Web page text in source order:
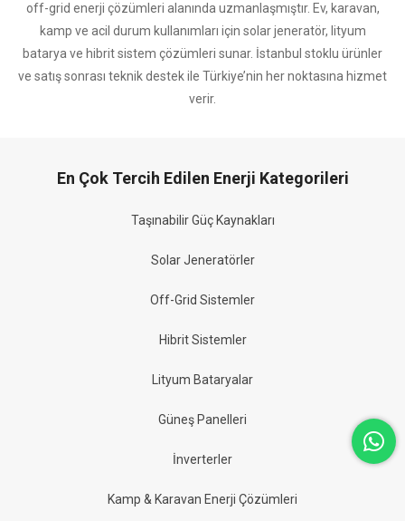
off-grid enerji çözümleri alanında uzmanlaşmıştır. Ev, karavan,
kamp ve acil durum kullanımları için solar jeneratör, lityum
batarya ve hibrit sistem çözümleri sunar. İstanbul stoklu ürünler
ve satış sonrası teknik destek ile Türkiye’nin her noktasına hizmet
verir.
En Çok Tercih Edilen Enerji Kategorileri
Taşınabilir Güç Kaynakları
Solar Jeneratörler
Off-Grid Sistemler
Hibrit Sistemler
Lityum Bataryalar
Güneş Panelleri
İnverterler
Kamp & Karavan Enerji Çözümleri